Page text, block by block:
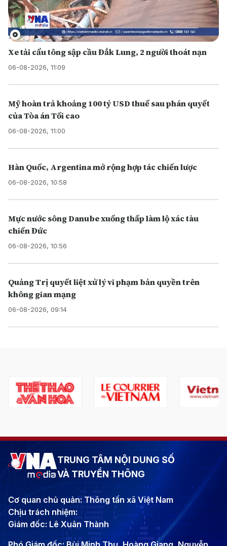
Xe tải cẩu tông sập cầu Đắk Lung, 2 người thoát nạn
06-08-2026, 11:09
Mỹ hoàn trả khoảng 100 tỷ USD thuế sau phán quyết
của Tòa án Tối cao
06-08-2026, 11:00
Hàn Quốc, Argentina mở rộng hợp tác chiến lược
06-08-2026, 10:58
Mực nước sông Danube xuống thấp làm lộ xác tàu
chiến Đức
06-08-2026, 10:56
Quảng Trị quyết liệt xử lý vi phạm bản quyền trên
không gian mạng
06-08-2026, 09:14
TRUNG TÂM NỘI DUNG SỐ
VÀ TRUYỀN THÔNG
Cơ quan chủ quản: Thông tấn xã Việt Nam
Chịu trách nhiệm:
Giám đốc: Lê Xuân Thành